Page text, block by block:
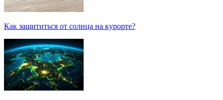
Как защититься от солнца на курорте?